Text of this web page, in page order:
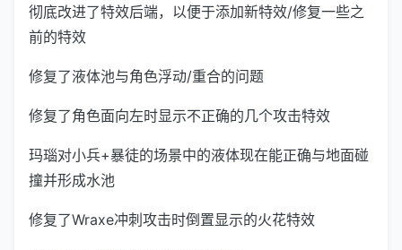
彻底改进了特效后端，以便于添加新特效/修复一些之
前的特效
修复了液体池与角色浮动/重合的问题
修复了角色面向左时显示不正确的几个攻击特效
玛瑙对小兵+暴徒的场景中的液体现在能正确与地面碰
撞并形成水池
修复了Wraxe冲刺攻击时倒置显示的火花特效